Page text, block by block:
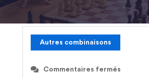
Autres combinaisons
Commentaires fermés